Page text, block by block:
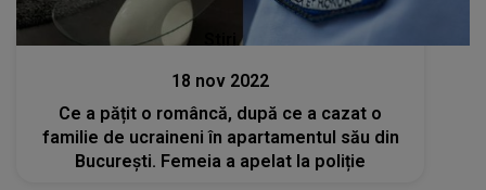
18 nov 2022
Ce a pățit o româncă, după ce a cazat o
familie de ucraineni în apartamentul său din
București. Femeia a apelat la poliție